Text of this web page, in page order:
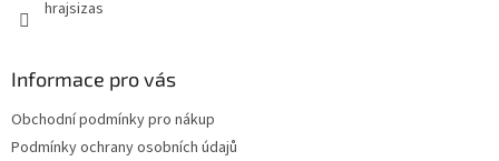
hrajsizas
Informace pro vás
Obchodní podmínky pro nákup
Podmínky ochrany osobních údajů